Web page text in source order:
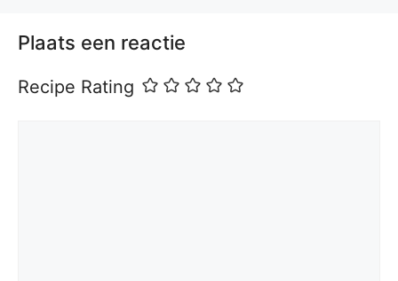
Plaats een reactie
Recipe Rating